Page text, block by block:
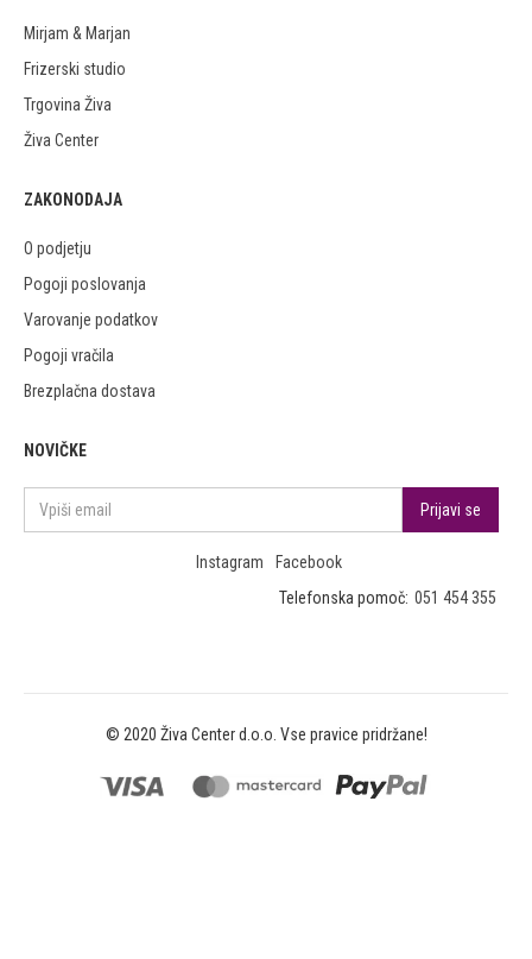
Mirjam & Marjan
Frizerski studio
Trgovina Živa
Živa Center
ZAKONODAJA
O podjetju
Pogoji poslovanja
Varovanje podatkov
Pogoji vračila
Brezplačna dostava
NOVIČKE
Instagram
Facebook
Telefonska pomoč: 051 454 355
© 2020 Živa Center d.o.o. Vse pravice pridržane!